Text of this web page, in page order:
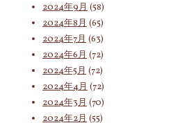
2024年9月 (58)
2024年8月 (65)
2024年7月 (63)
2024年6月 (72)
2024年5月 (72)
2024年4月 (72)
2024年3月 (70)
2024年2月 (55)